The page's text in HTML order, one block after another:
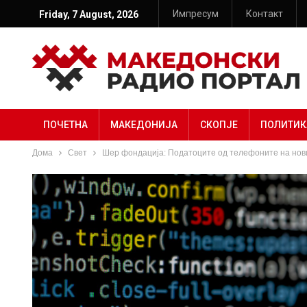
Friday, 7 August, 2026 Импресум Контакт
ПОЧЕТНА МАКЕДОНИЈА СКОПЈЕ
Дома Свет Шер фондација: Податоците од телефоните на